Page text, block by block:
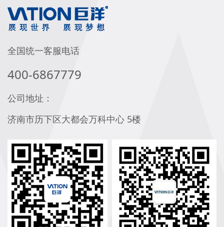
全国统一客服电话
400-6867779
公司地址：
济南市历下区大都会万科中心 5楼